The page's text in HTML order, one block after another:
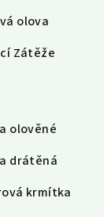
olova
Zátěže
olověné
drátěná
krmítka